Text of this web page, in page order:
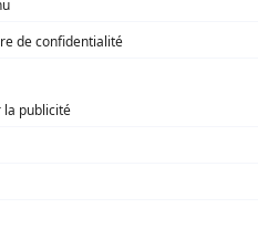
exclusifs de